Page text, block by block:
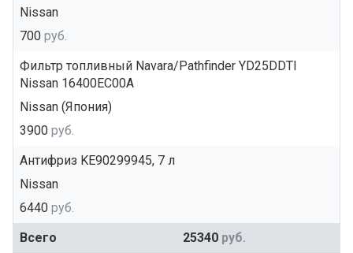
Nissan
700 руб.
Фильтр топливный Navara/Pathfinder YD25DDTI
Nissan 16400EC00A
Nissan (Япония)
3900 руб.
Антифриз KE90299945, 7 л
Nissan
6440 руб.
Всего
25340 руб.